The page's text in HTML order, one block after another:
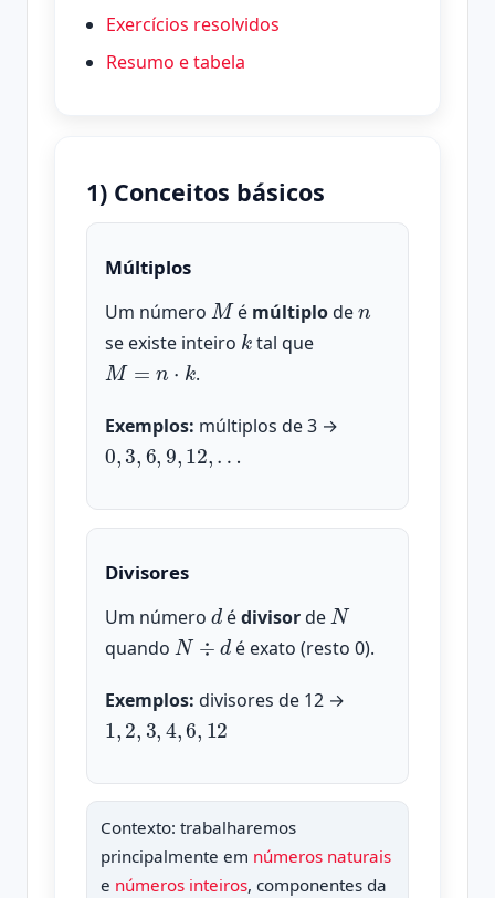
Exercícios resolvidos
Resumo e tabela
1) Conceitos básicos
Múltiplos
Um número
M
é múltiplode
se existe inteiro
k
tal que
M=n⋅k
.
Exemplos: múltiplos de 3 →
0,3,6,9,12 ,…
Divisores
Um número
d
édivisorde
N
quando
N÷d
é exato (resto 0).
Exemplos: divisores de 12 →
1,2,3,4,6, 12
Contexto: trabalharemos
principalmente em números naturais
e números inteiros, componentes da